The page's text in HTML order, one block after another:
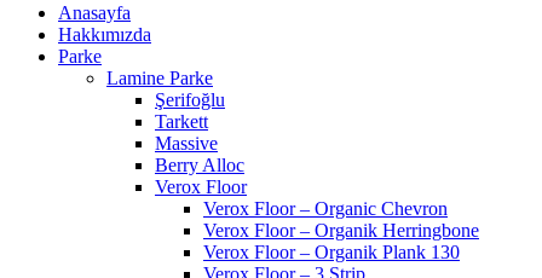
Anasayfa
Hakkımızda
Parke
Lamine Parke
Şerifoğlu
Tarkett
Massive
Berry Alloc
Verox Floor
Verox Floor – Organic Chevron
Verox Floor – Organik Herringbone
Verox Floor – Organik Plank 130
Verox Floor – 3 Strip